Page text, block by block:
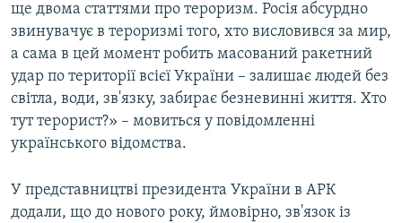
ще двома статтями про тероризм. Росія абсурдно
звинувачує в тероризмі того, хто висловився за мир,
а сама в цей момент робить масований ракетний
удар по території всієї України – залишає людей без
світла, води, зв'язку, забирає безневинні життя. Хто
тут терорист?» – мовиться у повідомленні
українського відомства.
У представництві президента України в АРК
додали, що до нового року, ймовірно, зв'язок із